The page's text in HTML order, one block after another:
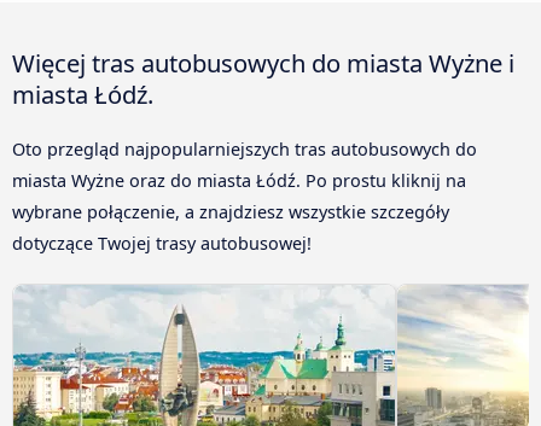
Więcej tras autobusowych do miasta Wyżne i
miasta Łódź.
Oto przegląd najpopularniejszych tras autobusowych do
miasta Wyżne oraz do miasta Łódź. Po prostu kliknij na
wybrane połączenie, a znajdziesz wszystkie szczegóły
dotyczące Twojej trasy autobusowej!